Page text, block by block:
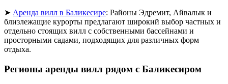
➤ Аренда вилл в Баликесире: Районы Эдремит, Айвалык и
близлежащие курорты предлагают широкий выбор частных и
отдельно стоящих вилл с собственными бассейнами и
просторными садами, подходящих для различных форм
отдыха.
Регионы аренды вилл рядом с Баликесиром